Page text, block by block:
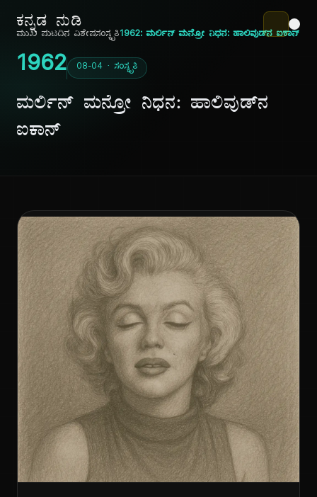
ಕನ್ನಡ ನುಡಿ
ಮುಖ ಪುಟದಿನ ವಿಶೇಷಸಂಸ್ಕೃತಿ1962: ಮರ್ಲಿನ್ ಮನ್ರೋ ನಿಧನ: ಹಾಲಿವುಡ್‌ನ ಐಕಾನ್
1962 08-04 · ಸಂಸ್ಕೃತಿ
ಮರ್ಲಿನ್ ಮನ್ರೋ ನಿಧನ: ಹಾಲಿವುಡ್‌ನ
ಐಕಾನ್